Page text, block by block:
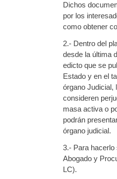
Dichos
por los
como obtener
2.- Dentro del
desde la última
edicto que se
Estado y en el
órgano Judicial,
consideren
masa activa o
podrán
órgano judicial.
3.- Para
Abogado y
LC).